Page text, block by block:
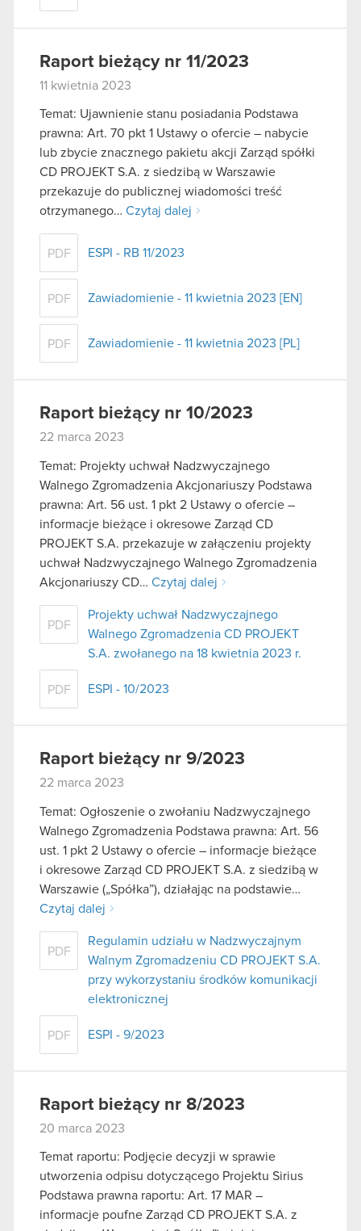
Raport bieżący nr 11/2023
11 kwietnia 2023
Temat: Ujawnienie stanu posiadania Podstawa
prawna: Art. 70 pkt 1 Ustawy o ofercie – nabycie
lub zbycie znacznego pakietu akcji Zarząd spółki
CD PROJEKT S.A. z siedzibą w Warszawie
przekazuje do publicznej wiadomości treść
otrzymanego… Czytaj dalej
PDF ESPI - RB 11/2023
PDF Zawiadomienie - 11 kwietnia 2023 [EN]
PDF Zawiadomienie - 11 kwietnia 2023 [PL]
Raport bieżący nr 10/2023
22 marca 2023
Temat: Projekty uchwał Nadzwyczajnego
Walnego Zgromadzenia Akcjonariuszy Podstawa
prawna: Art. 56 ust. 1 pkt 2 Ustawy o ofercie –
informacje bieżące i okresowe Zarząd CD
PROJEKT S.A. przekazuje w załączeniu projekty
uchwał Nadzwyczajnego Walnego Zgromadzenia
Akcjonariuszy CD… Czytaj dalej
PDF
Projekty uchwał Nadzwyczajnego
Walnego Zgromadzenia CD PROJEKT
S.A. zwołanego na 18 kwietnia 2023 r.
PDF ESPI - 10/2023
Raport bieżący nr 9/2023
22 marca 2023
Temat: Ogłoszenie o zwołaniu Nadzwyczajnego
Walnego Zgromadzenia Podstawa prawna: Art. 56
ust. 1 pkt 2 Ustawy o ofercie – informacje bieżące
i okresowe Zarząd CD PROJEKT S.A. z siedzibą w
Warszawie („Spółka”), działając na podstawie…
Czytaj dalej
PDF
Regulamin udziału w Nadzwyczajnym
Walnym Zgromadzeniu CD PROJEKT S.A.
przy wykorzystaniu środków komunikacji
elektronicznej
PDF ESPI - 9/2023
Raport bieżący nr 8/2023
20 marca 2023
Temat raportu: Podjęcie decyzji w sprawie
utworzenia odpisu dotyczącego Projektu Sirius
Podstawa prawna raportu: Art. 17 MAR –
informacje poufne Zarząd CD PROJEKT S.A. z